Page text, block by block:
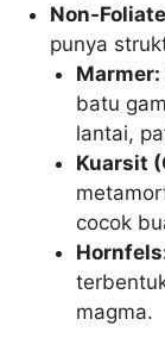
Non-
punya
Marmer:
batu
lantai,
Kuarsit
cocok
magma.